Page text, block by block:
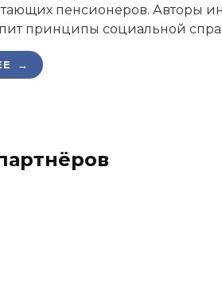
пенсионеров. Авторы
принципы социальной
→